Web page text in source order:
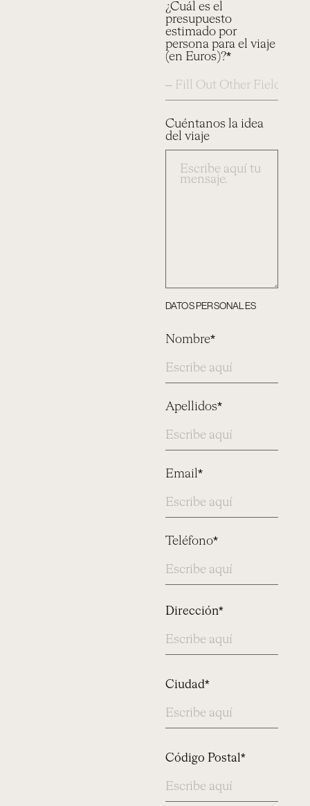
¿Cuál es el
presupuesto
estimado por
persona para el viaje
(en Euros)?*
Cuéntanos la idea
del viaje
DATOS PERSONALES
Nombre*
Apellidos*
Email*
Teléfono*
Address
Dirección*
Ciudad*
Código Postal*